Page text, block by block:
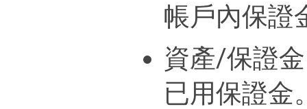
帳戶內保證
資產/保證
已用保證金